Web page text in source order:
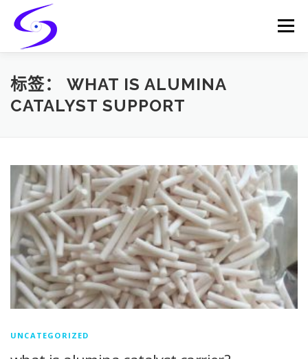
content
Menu
HOME PRODUCTS CATALYST-CARRIER
标签： WHAT IS ALUMINA
CATALYST SUPPORT
UNCATEGORIZED